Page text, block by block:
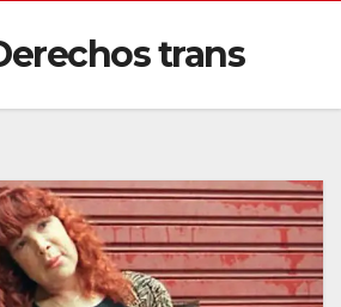
trans